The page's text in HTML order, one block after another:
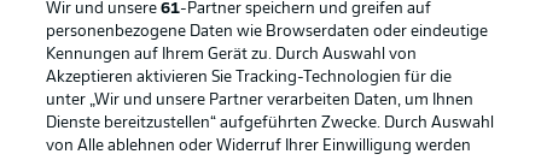
Rechtliche Hinweise Voreinstellungen verwalten
Wir und unsere61-Partner speichern und greifen auf
personenbezogene Daten wie Browserdaten oder eindeutige
Kennungen auf Ihrem Gerät zu. Durch Auswahl von
Akzeptieren aktivieren Sie Tracking-Technologien für die
unter „Wir und unsere Partner verarbeiten Daten, um Ihnen
Dienste bereitzustellen“ aufgeführten Zwecke. Durch Auswahl
von Alle ablehnen oder Widerruf Ihrer Einwilligung werden